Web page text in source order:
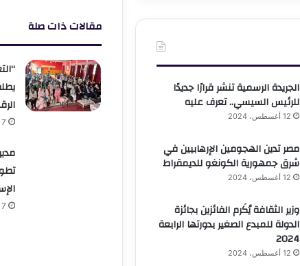
مقالات ذات صلة
7 أغسطس، 2026
7 أغسطس، 2026
الجريدة الرسمية تنشر قرارًا جديدًا
للرئيس السيسي.. تعرف عليه
12 أغسطس، 2024
مصر تدين الهجومين الإرهابيين في
شرق جمهورية الكونغو للديمقراط
12 أغسطس، 2024
وزير الثقافة يُكَرم الفائزين بجائزة
الدولة للمبدع الصغير بدورتها الرابعة
2024
12 أغسطس، 2024